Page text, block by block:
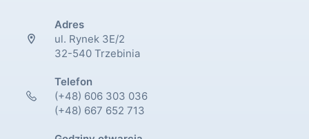
Adres
ul. Rynek 3E/2
32-540 Trzebinia
Telefon
(+48) 606 303 036
(+48) 667 652 713